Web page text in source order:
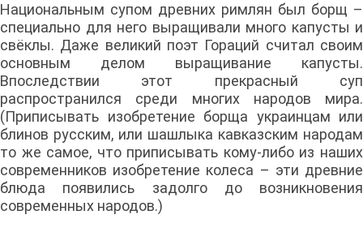
Национальным супом древних римлян был борщ –
специально для него выращивали много капусты и
свёклы. Даже великий поэт Гораций считал своим
основным делом выращивание капусты.
Впоследствии этот прекрасный суп
распространился среди многих народов мира.
(Приписывать изобретение борща украинцам или
блинов русским, или шашлыка кавказским народам
то же самое, что приписывать кому-либо из наших
современников изобретение колеса – эти древние
блюда появились задолго до возникновения
современных народов.)